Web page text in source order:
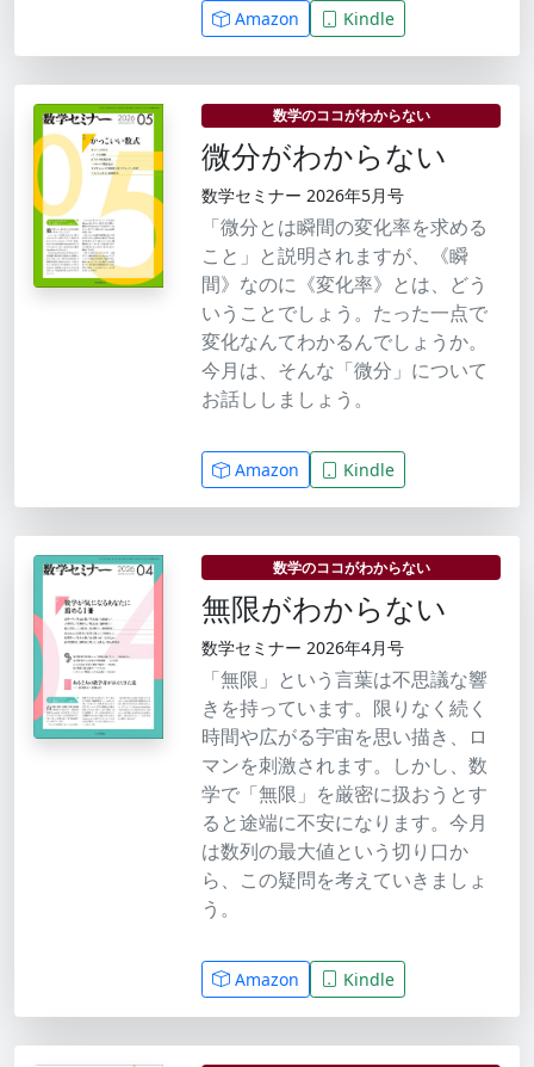
Amazon Kindle
数学のココがわからない
微分がわからない
数学セミナー 2026年5月号
「微分とは瞬間の変化率を求める
こと」と説明されますが、《瞬
間》なのに《変化率》とは、どう
いうことでしょう。たった一点で
変化なんてわかるんでしょうか。
今月は、そんな「微分」について
お話ししましょう。
Amazon Kindle
数学のココがわからない
無限がわからない
数学セミナー 2026年4月号
「無限」という言葉は不思議な響
きを持っています。限りなく続く
時間や広がる宇宙を思い描き、ロ
マンを刺激されます。しかし、数
学で「無限」を厳密に扱おうとす
ると途端に不安になります。今月
は数列の最大値という切り口か
ら、この疑問を考えていきましょ
う。
Amazon Kindle